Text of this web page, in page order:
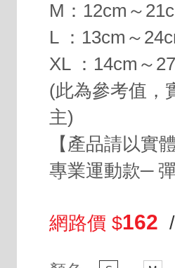
M：12cm～
L ：13cm～
XL ：14cm～
(此為參考值，
主)
【產品請以實
專業運動款─
網路價 $162